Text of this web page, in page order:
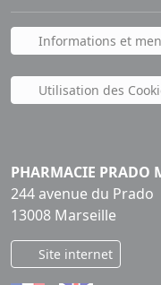
Informations et
Utilisation des
PHARMACIE PRADO
244 avenue du Prado
13008 Marseille
Site internet